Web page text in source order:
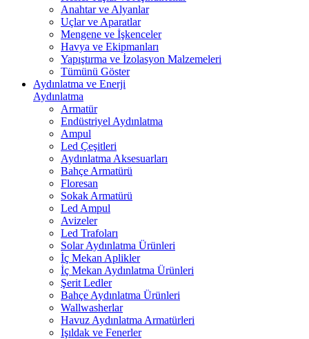
Anahtar ve Alyanlar
Uçlar ve Aparatlar
Mengene ve İşkenceler
Havya ve Ekipmanları
Yapıştırma ve İzolasyon Malzemeleri
Tümünü Göster
Aydınlatma ve Enerji
Aydınlatma
Armatür
Endüstriyel Aydınlatma
Ampul
Led Çeşitleri
Aydınlatma Aksesuarları
Bahçe Armatürü
Floresan
Sokak Armatürü
Led Ampul
Avizeler
Led Trafoları
Solar Aydınlatma Ürünleri
İç Mekan Aplikler
İç Mekan Aydınlatma Ürünleri
Şerit Ledler
Bahçe Aydınlatma Ürünleri
Wallwasherlar
Havuz Aydınlatma Armatürleri
Işıldak ve Fenerler